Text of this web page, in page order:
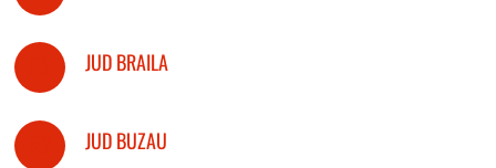
JUD BRAILA
JUD BUZAU